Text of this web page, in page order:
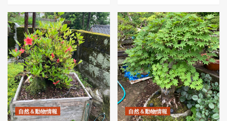
自然＆動物情報 自然＆動物情報